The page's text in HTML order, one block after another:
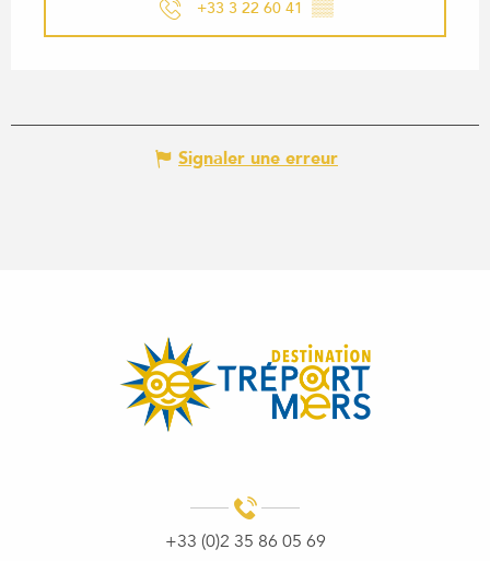
+33 3 22 60 41 ▒▒
Signaler une erreur
+33 (0)2 35 86 05 69